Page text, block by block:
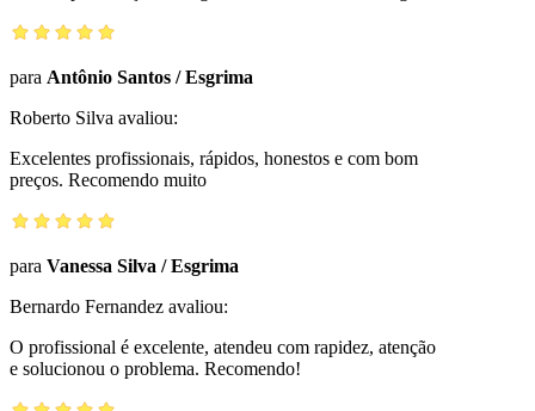
para Antônio Santos /Esgrima
Roberto Silva avaliou:
Excelentes profissionais, rápidos, honestos e com bom
preços. Recomendo muito
para Vanessa Silva /Esgrima
Bernardo Fernandez avaliou:
O profissional é excelente, atendeu com rapidez, atenção
e solucionou o problema. Recomendo!